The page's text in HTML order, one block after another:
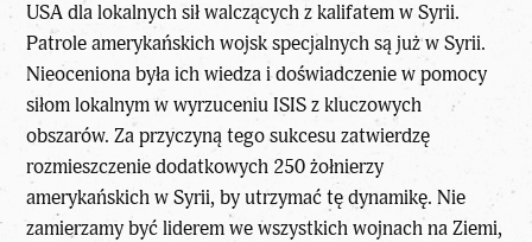
USA dla lokalnych sił walczących z kalifatem w Syrii.
Patrole amerykańskich wojsk specjalnych są już w Syrii.
Nieoceniona była ich wiedza i doświadczenie w pomocy
siłom lokalnym w wyrzuceniu ISIS z kluczowych
obszarów. Za przyczyną tego sukcesu zatwierdzę
rozmieszczenie dodatkowych 250 żołnierzy
amerykańskich w Syrii, by utrzymać tę dynamikę. Nie
zamierzamy być liderem we wszystkich wojnach na Ziemi,